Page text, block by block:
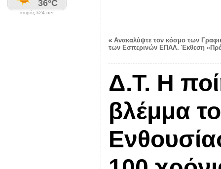
καιρός k24.net
« Ανακαλύψτε τον κόσμο των
των Εσπερινών ΕΠΑΛ. Έκθεση
Δ.Τ. Η
βλέμμα